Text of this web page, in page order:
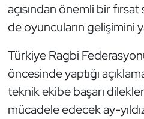
açısından önemli bir
de oyuncuların gelişimini
Türkiye Ragbi
öncesinde yaptığı
teknik ekibe başarı
mücadele edecek ay-
Masa Tenisi
Motor Sporları
Muay Thai